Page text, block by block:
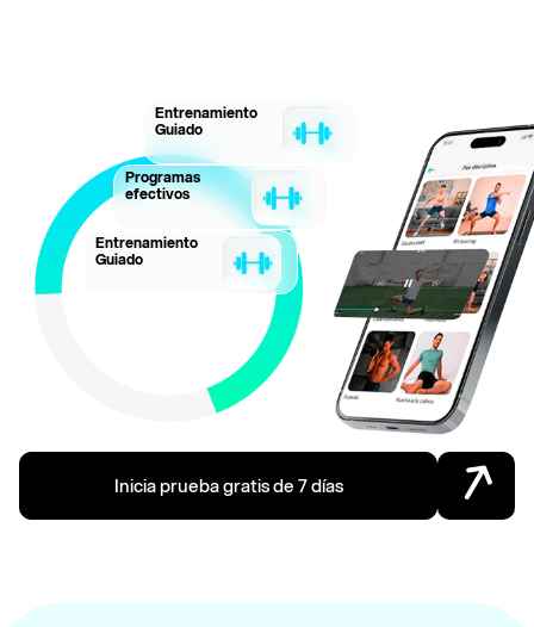
Entrenamiento
Guiado
Programas
efectivos
Entrenamiento
Guiado
Inicia prueba gratis de 7 días